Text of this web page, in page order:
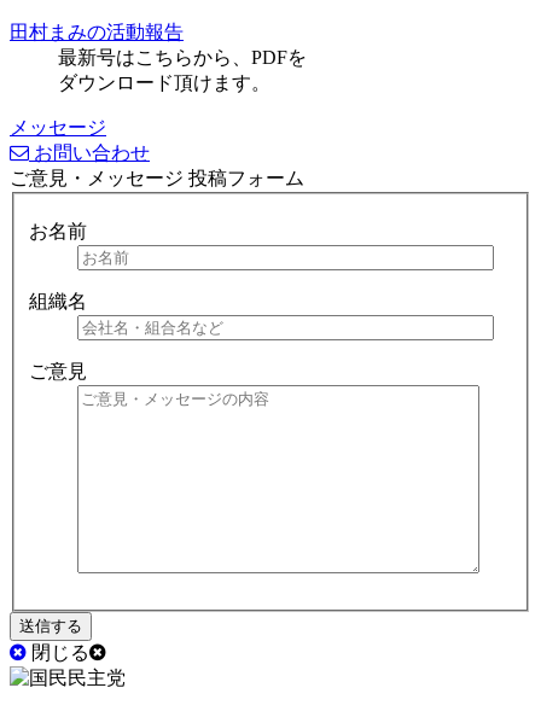
田村まみの活動報告
最新号はこちらから、PDFを
ダウンロード頂けます。
メッセージ
お問い合わせ
ご意見・メッセージ 投稿フォーム
お名前
組織名
ご意見
閉じる